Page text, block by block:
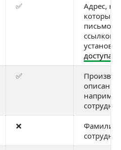
✅
Адрес, на
который
письмо со
ссылкой
доступа
✅
описание,
❌
Фамилия